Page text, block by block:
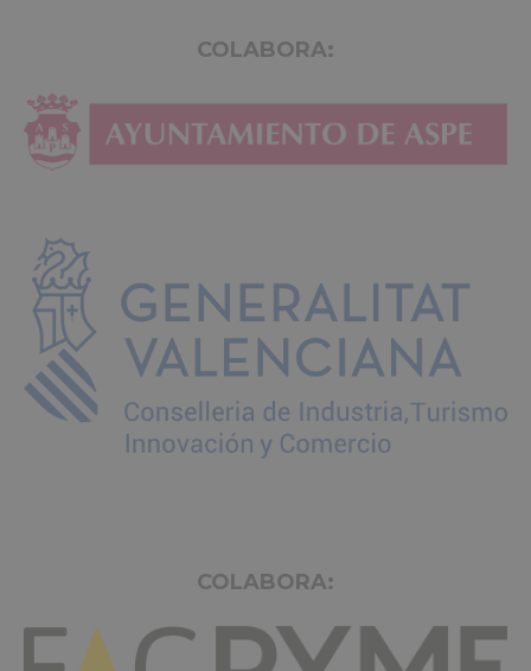
COLABORA:
COLABORA: